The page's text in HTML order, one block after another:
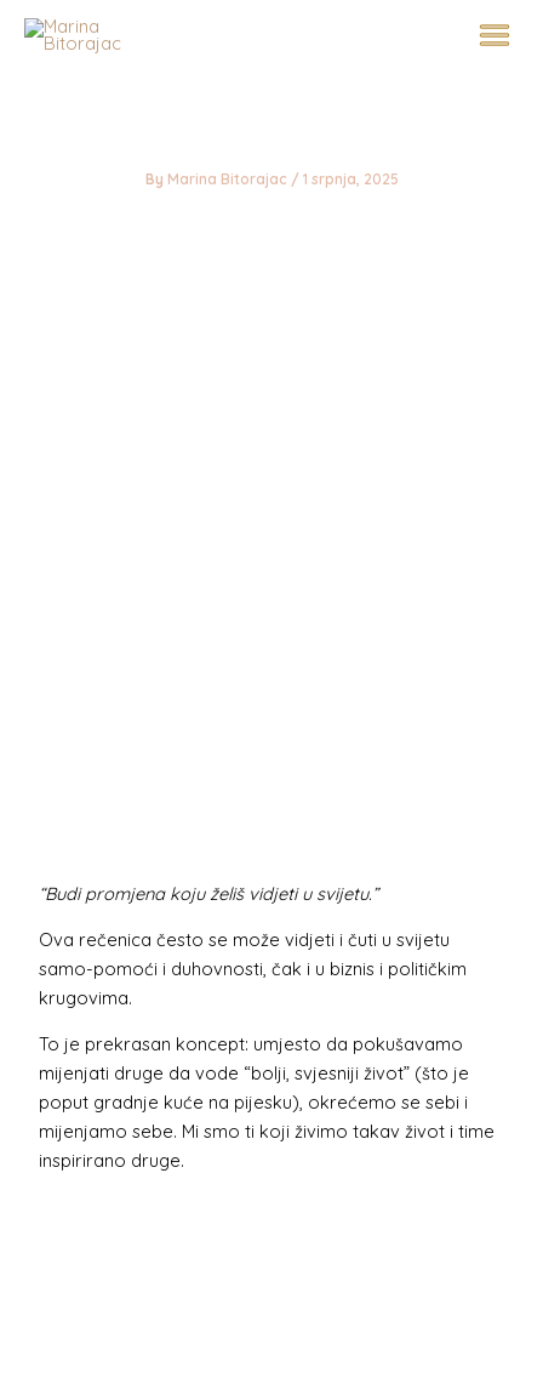
Skip
By Marina Bitorajac / 1 srpnja, 2025
“Budi promjena koju želiš vidjeti u svijetu.”
Ova rečenica često se može vidjeti i čuti u svijetu
samo-pomoći i duhovnosti, čak i u biznis i političkim
krugovima.
To je prekrasan koncept: umjesto da pokušavamo
mijenjati druge da vode “bolji, svjesniji život” (što je
poput gradnje kuće na pijesku), okrećemo se sebi i
mijenjamo sebe. Mi smo ti koji živimo takav život i time
inspirirano druge.